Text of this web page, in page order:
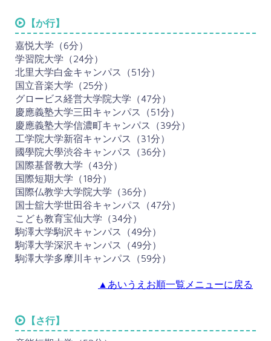
【か行】
嘉悦大学（6分）
学習院大学（24分）
北里大学白金キャンパス（51分）
国立音楽大学（25分）
グロービス経営大学院大学（47分）
慶應義塾大学三田キャンパス（51分）
慶應義塾大学信濃町キャンパス（39分）
工学院大学新宿キャンパス（31分）
國學院大學渋谷キャンパス（36分）
国際基督教大学（43分）
国際短期大学（18分）
国際仏教学大学院大学（36分）
国士舘大学世田谷キャンパス（47分）
こども教育宝仙大学（34分）
駒澤大学駒沢キャンパス（49分）
駒澤大学深沢キャンパス（49分）
駒澤大学多摩川キャンパス（59分）
▲あいうえお順一覧メニューに戻る
【さ行】